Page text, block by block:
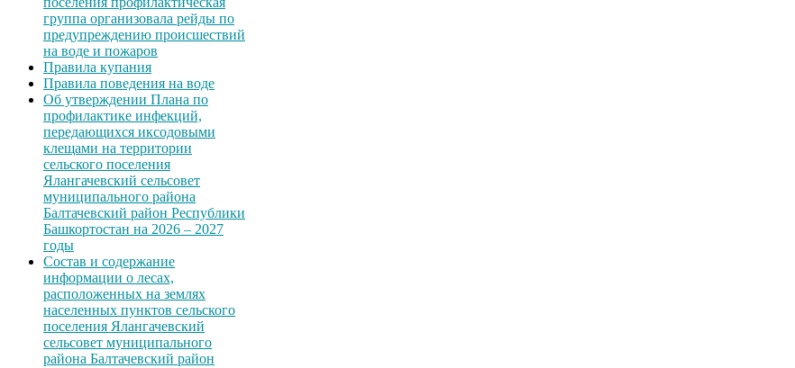
группа организовала рейды по
предупреждению происшествий
на воде и пожаров
Правила купания
Правила поведения на воде
Об утверждении Плана по
профилактике инфекций,
передающихся иксодовыми
клещами на территории
сельского поселения
Ялангачевский сельсовет
муниципального района
Балтачевский район Республики
Башкортостан на 2026 – 2027
годы
Состав и содержание
информации о лесах,
расположенных на землях
населенных пунктов сельского
поселения Ялангачевский
сельсовет муниципального
района Балтачевский район